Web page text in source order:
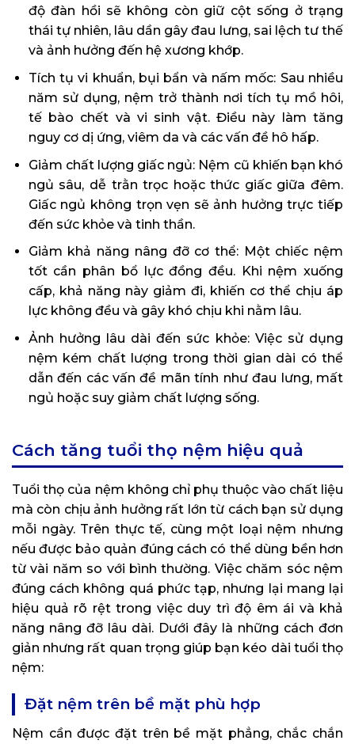
độ đàn hồi sẽ không còn giữ cột sống ở trạng
thái tự nhiên, lâu dần gây đau lưng, sai lệch tư thế
và ảnh hưởng đến hệ xương khớp.
Tích tụ vi khuẩn, bụi bẩn và nấm mốc: Sau nhiều
năm sử dụng, nệm trở thành nơi tích tụ mồ hôi,
tế bào chết và vi sinh vật. Điều này làm tăng
nguy cơ dị ứng, viêm da và các vấn đề hô hấp.
Giảm chất lượng giấc ngủ: Nệm cũ khiến bạn khó
ngủ sâu, dễ trằn trọc hoặc thức giấc giữa đêm.
Giấc ngủ không trọn vẹn sẽ ảnh hưởng trực tiếp
đến sức khỏe và tinh thần.
Giảm khả năng nâng đỡ cơ thể: Một chiếc nệm
tốt cần phân bổ lực đồng đều. Khi nệm xuống
cấp, khả năng này giảm đi, khiến cơ thể chịu áp
lực không đều và gây khó chịu khi nằm lâu.
Ảnh hưởng lâu dài đến sức khỏe: Việc sử dụng
nệm kém chất lượng trong thời gian dài có thể
dẫn đến các vấn đề mãn tính như đau lưng, mất
ngủ hoặc suy giảm chất lượng sống.
Cách tăng tuổi thọ nệm hiệu quả
Tuổi thọ của nệm không chỉ phụ thuộc vào chất liệu
mà còn chịu ảnh hưởng rất lớn từ cách bạn sử dụng
mỗi ngày. Trên thực tế, cùng một loại nệm nhưng
nếu được bảo quản đúng cách có thể dùng bền hơn
từ vài năm so với bình thường. Việc chăm sóc nệm
đúng cách không quá phức tạp, nhưng lại mang lại
hiệu quả rõ rệt trong việc duy trì độ êm ái và khả
năng nâng đỡ lâu dài. Dưới đây là những cách đơn
giản nhưng rất quan trọng giúp bạn kéo dài tuổi thọ
nệm:
Đặt nệm trên bề mặt phù hợp
Nệm cần được đặt trên bề mặt phẳng, chắc chắn